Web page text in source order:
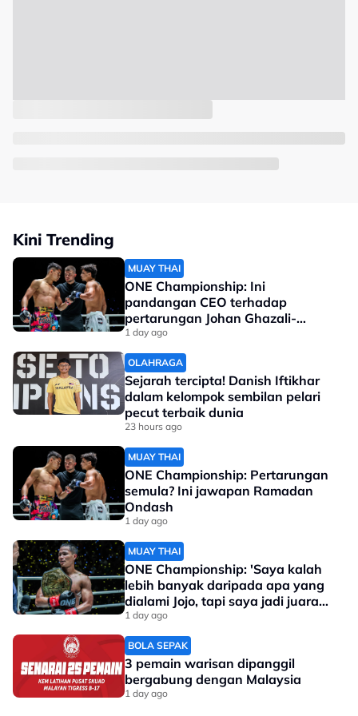
Kini Trending
MUAY THAI
ONE Championship: Ini
pandangan CEO terhadap
pertarungan Johan Ghazali-
Ramadan Ondash
1 day ago
OLAHRAGA
Sejarah tercipta! Danish Iftikhar
dalam kelompok sembilan pelari
pecut terbaik dunia
23 hours ago
MUAY THAI
ONE Championship: Pertarungan
semula? Ini jawapan Ramadan
Ondash
1 day ago
MUAY THAI
ONE Championship: 'Saya kalah
lebih banyak daripada apa yang
dialami Jojo, tapi saya jadi juara
dunia'
1 day ago
BOLA SEPAK
3 pemain warisan dipanggil
bergabung dengan Malaysia
1 day ago